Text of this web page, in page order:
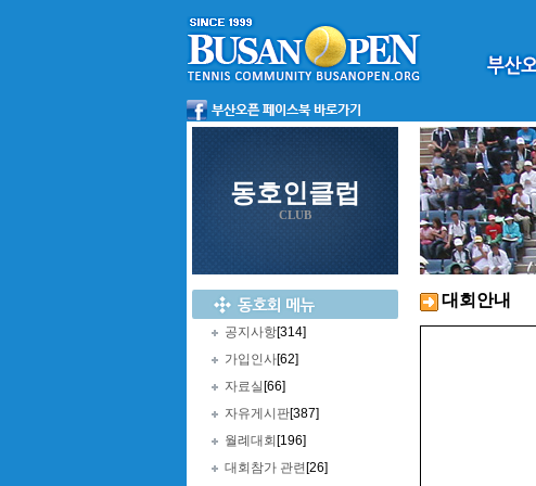
동호인클럽
CLUB
공지사항[314]
가입인사[62]
자료실 [66]
자유게시판[387]
월례대회 [196]
대회참가 관련 [26]
대회안내